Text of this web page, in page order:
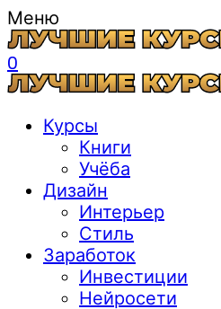
Меню
0
Курсы
Книги
Учёба
Дизайн
Интерьер
Стиль
Заработок
Инвестиции
Нейросети